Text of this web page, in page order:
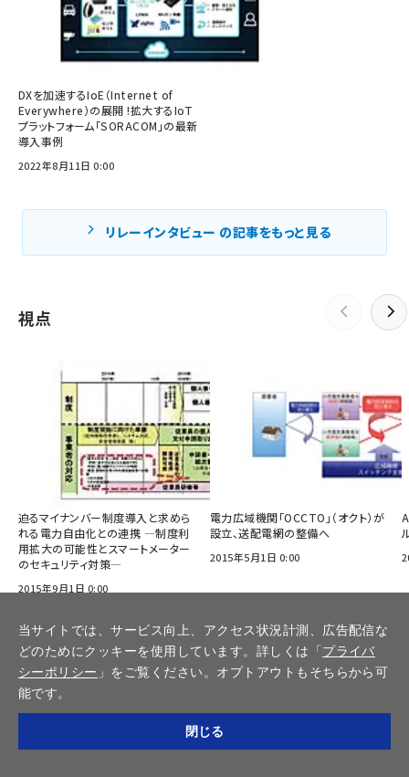
DXを加速するIoE（Internet of
Everywhere）の展開 !拡大するIoT
プラットフォーム「SORACOM」の最新
導入事例
2022年8月11日 0:00
リレーインタビュー の記事をもっと見る
視点
迫るマイナンバー制度導入と求めら
れる電力自由化との連携 ―制度利
用拡大の可能性とスマートメーター
のセキュリティ対策―
2015年9月1日 0:00
電力広域機関「OCCTO」（オクト）が
設立、送配電網の整備へ
2015年5月1日 0:00
視点 の記事をもっと見る
当サイトでは、サービス向上、アクセス状況計測、広告配信な
どのためにクッキーを使用しています。詳しくは「 プライバ
シーポリシー 」をご覧ください。オプトアウトもそちらから可
能です。
閉じる